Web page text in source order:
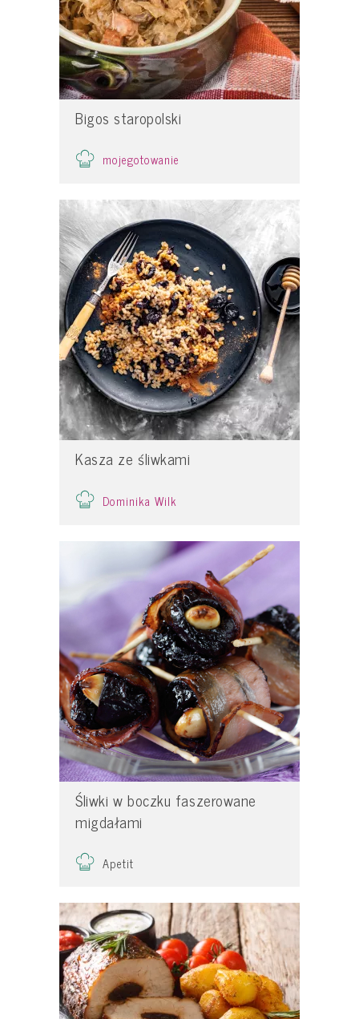
Bigos staropolski
mojegotowanie
Kasza ze śliwkami
Dominika Wilk
Śliwki w boczku faszerowane
migdałami
Apetit